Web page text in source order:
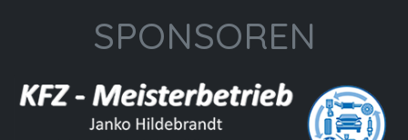
SPONSOREN